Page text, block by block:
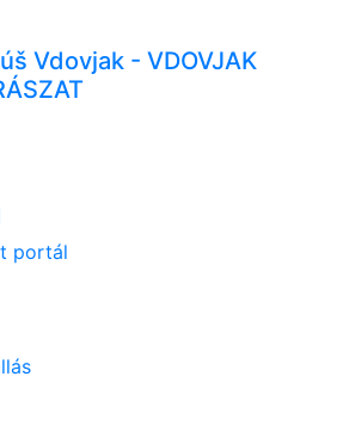
Vdovjak - VDOVJAK
portál